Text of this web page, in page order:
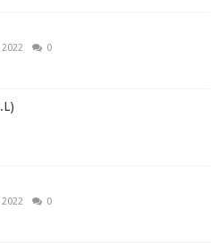
0
0